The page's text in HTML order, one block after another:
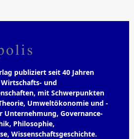
publiziert seit 40 Jahren
und
mit Schwerpunkten
Umweltökonomie und -
Unternehmung, Governance-
Philosophie,
Wissenschaftsgeschichte.